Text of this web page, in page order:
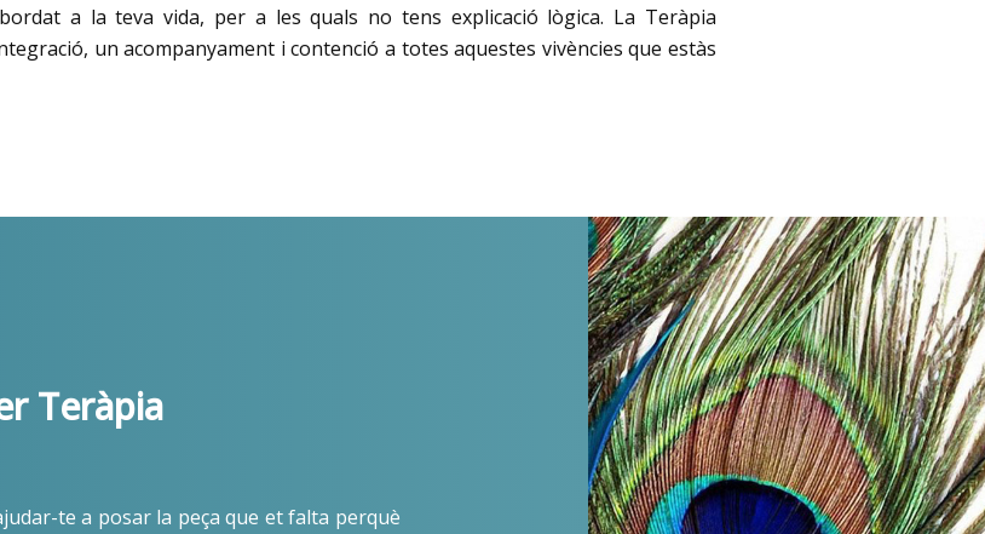
a la teva vida, per a les quals no tens explicació lògica. La Teràpia
un acompanyament i contenció a totes aquestes vivències que estàs
Teràpia
te a posar la peça que et falta perquè